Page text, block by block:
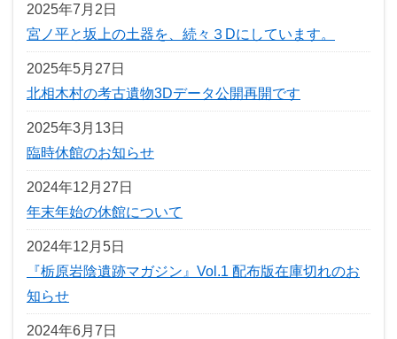
2025年7月2日
宮ノ平と坂上の土器を、続々３Dにしています。
2025年5月27日
北相木村の考古遺物3Dデータ公開再開です
2025年3月13日
臨時休館のお知らせ
2024年12月27日
年末年始の休館について
2024年12月5日
『栃原岩陰遺跡マガジン』Vol.1 配布版在庫切れのお
知らせ
2024年6月7日